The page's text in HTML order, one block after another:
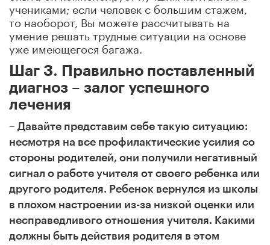
учениками; если человек с большим стажем,
то наоборот, Вы можете рассчитывать на
умение решать трудные ситуации на основе
уже имеющегося багажа.
Шаг 3. Правильно поставленный
диагноз – залог успешного
лечения
– Давайте представим себе такую ситуацию:
несмотря на все профилактические усилия со
стороны родителей, они получили негативный
сигнал о работе учителя от своего ребенка или
другого родителя. Ребенок вернулся из школы
в плохом настроении из-за низкой оценки или
несправедливого отношения учителя. Какими
должны быть действия родителя в этом